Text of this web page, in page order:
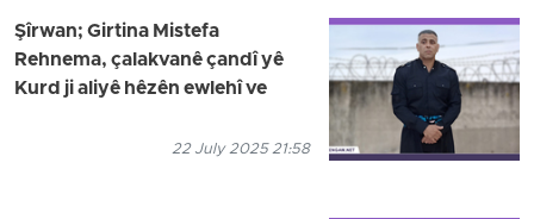
Şîrwan; Girtina Mistefa
Rehnema, çalakvanê çandî yê
Kurd ji aliyê hêzên ewlehî ve
22 July 2025 21:58